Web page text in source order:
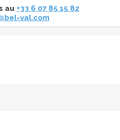
au +33 6 07 85 15 82
val.com